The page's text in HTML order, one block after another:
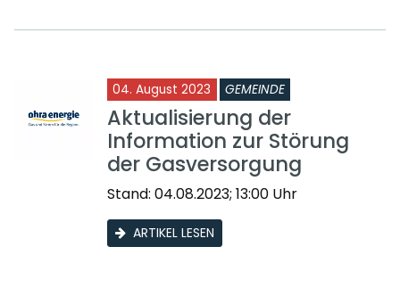
04. August 2023 GEMEINDE
Aktualisierung der
Information zur Störung
der Gasversorgung
Stand: 04.08.2023; 13:00 Uhr
ARTIKEL LESEN